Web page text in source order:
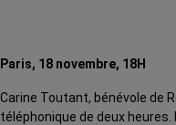
Paris, 18 novembre, 18H
Carine Toutant, bénévole de
téléphonique de deux